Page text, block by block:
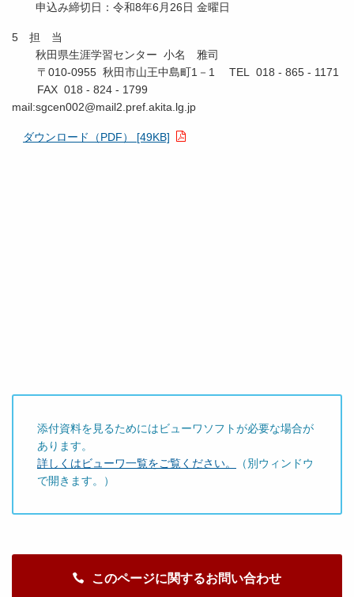
申込み締切日：令和8年6月26日 金曜日
5 担 当
秋田県生涯学習センター 小名 雅司
〒010-0955 秋田市山王中島町1－1 TEL 018 - 865 - 1171
FAX 018 - 824 - 1799
mail:sgcen002@mail2.pref.akita.lg.jp
ダウンロード（PDF） [49KB]
添付資料を見るためにはビューワソフトが必要な場合が
あります。
詳しくはビューワ一覧をご覧ください。
（別ウィンドウ
で開きます。）
このページに関するお問い合わせ